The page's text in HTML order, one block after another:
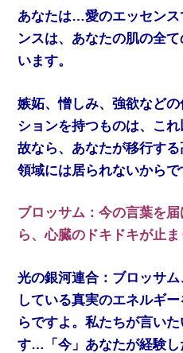
あなたは…愛のエッセン
ンスは、あなたの肌の全
います。
嫉妬、憎しみ、強欲など
ションを持つものは、こ
故なら、あなたが移行す
領域には居られないからで
ブロッサム：今の言葉を
ら、心臓のドキドキが止ま
光の銀河連合：ブロッサ
している真実のエネルギ
らですよ。私たちが言い
す…「今」あなたが経験